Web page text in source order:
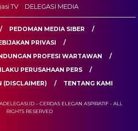
TV
DELEGASI MEDIA
PEDOMAN MEDIA SIBER
PRIVASI
PROFESI WARTAWAN
PERUSAHAAN PERS
(DISCLAIMER)
TENTANG KAMI
– CERDAS ELEGAN ASPIRATIF - ALL
RIGHTS RESERVED